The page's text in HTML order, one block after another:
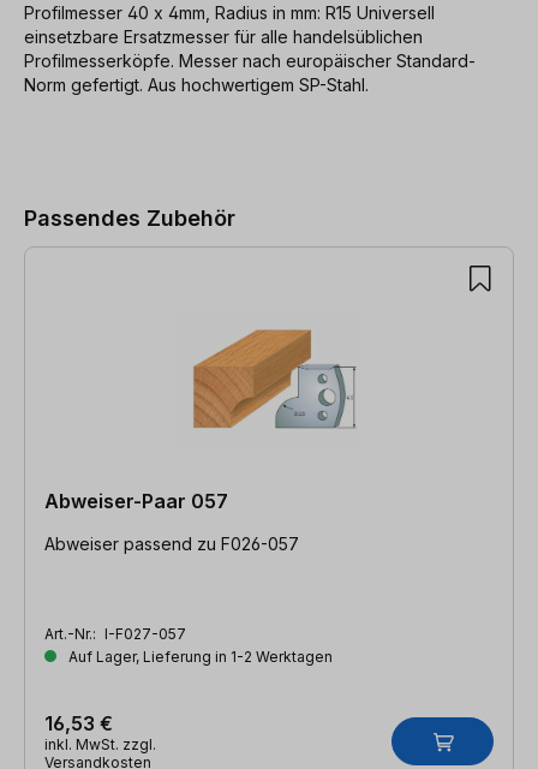
Profilmesser 40 x 4mm, Radius in mm: R15 Universell
einsetzbare Ersatzmesser für alle handelsüblichen
Profilmesserköpfe. Messer nach europäischer Standard-
Norm gefertigt. Aus hochwertigem SP-Stahl.
Passendes Zubehör
Abweiser-Paar 057
Abweiser passend zu F026-057
Art.-Nr.: I-F027-057
Auf Lager, Lieferung in 1-2 Werktagen
16,53 €
inkl. MwSt. zzgl.
Versandkosten